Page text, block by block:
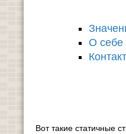
О себе
Вот такие статичные